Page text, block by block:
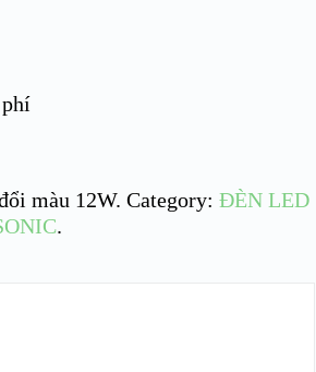
màu 12W. Category: ĐÈN LED
.